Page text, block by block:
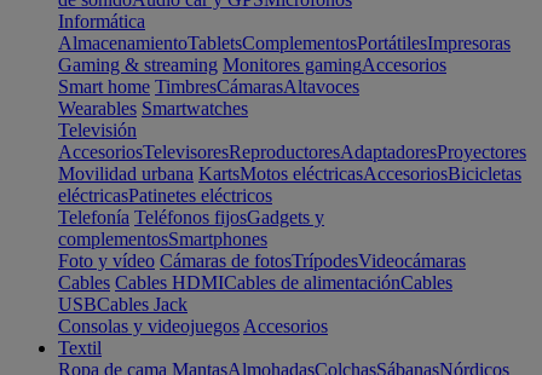
Informática
AlmacenamientoTabletsComplementosPortátilesImpresoras
Gaming & streaming Monitores gamingAccesorios
Smart home TimbresCámarasAltavoces
Wearables Smartwatches
Televisión
AccesoriosTelevisoresReproductoresAdaptadoresProyectores
Movilidad urbana KartsMotos eléctricasAccesoriosBicicletas
eléctricasPatinetes eléctricos
Telefonía Teléfonos fijosGadgets y
complementosSmartphones
Foto y vídeo Cámaras de fotosTrípodesVideocámaras
Cables Cables HDMICables de alimentaciónCables
USBCables Jack
Consolas y videojuegos Accesorios
Textil
Ropa de cama MantasAlmohadasColchasSábanasNórdicos